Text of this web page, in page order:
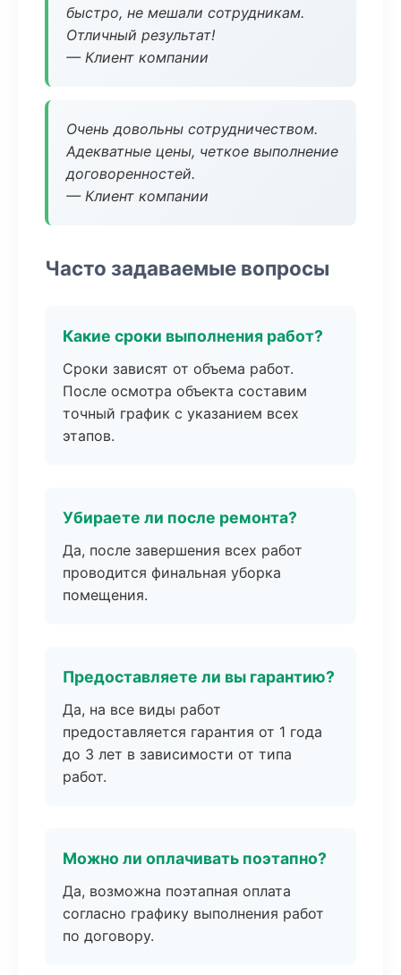
быстро, не мешали сотрудникам.
Отличный результат!
— Клиент компании
Очень довольны сотрудничеством.
Адекватные цены, четкое выполнение
договоренностей.
— Клиент компании
Часто задаваемые вопросы
Какие сроки выполнения работ?
Сроки зависят от объема работ.
После осмотра объекта составим
точный график с указанием всех
этапов.
Убираете ли после ремонта?
Да, после завершения всех работ
проводится финальная уборка
помещения.
Предоставляете ли вы гарантию?
Да, на все виды работ
предоставляется гарантия от 1 года
до 3 лет в зависимости от типа
работ.
Можно ли оплачивать поэтапно?
Да, возможна поэтапная оплата
согласно графику выполнения работ
по договору.